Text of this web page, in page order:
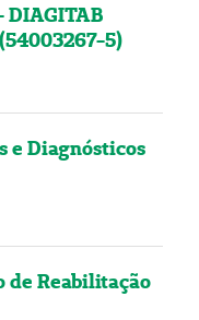
DIAGITAB
5)
e Diagnósticos
de Reabilitação